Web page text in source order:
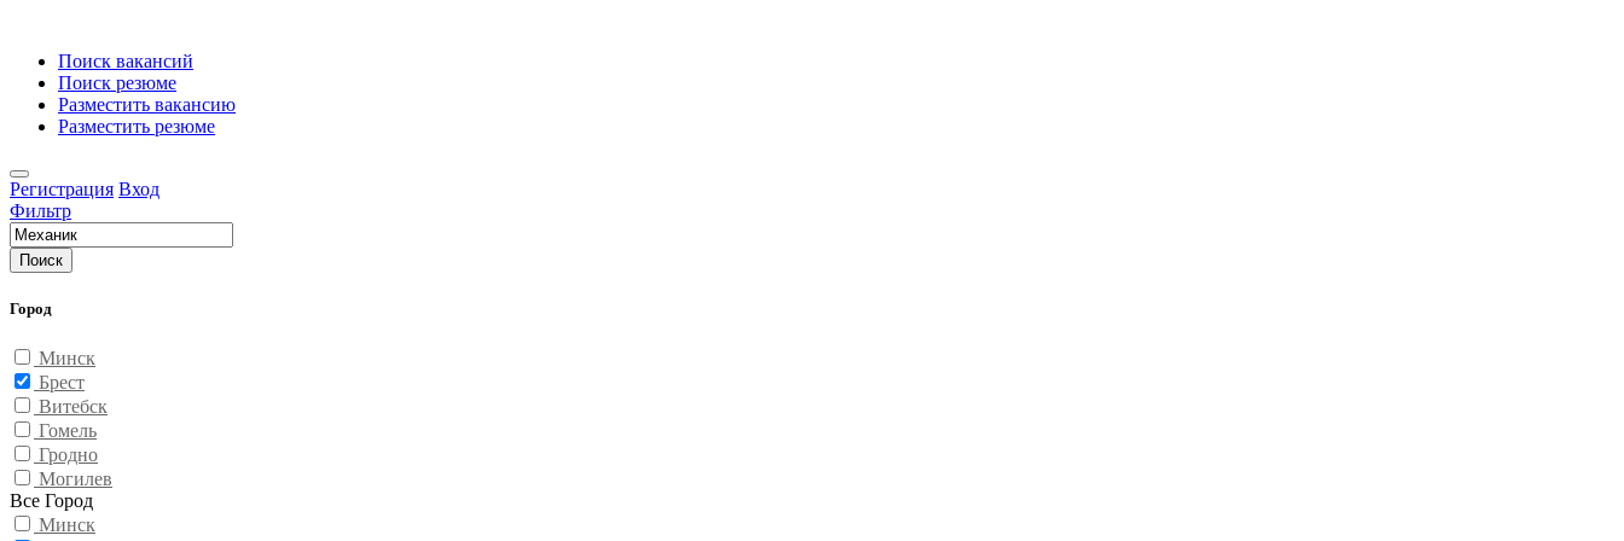
Поиск вакансий
Поиск резюме
Разместить вакансию
Разместить резюме
Регистрация Вход
Фильтр
Поиск
Город
Минск
Брест
Витебск
Гомель
Гродно
Могилев
Все Город
Минск